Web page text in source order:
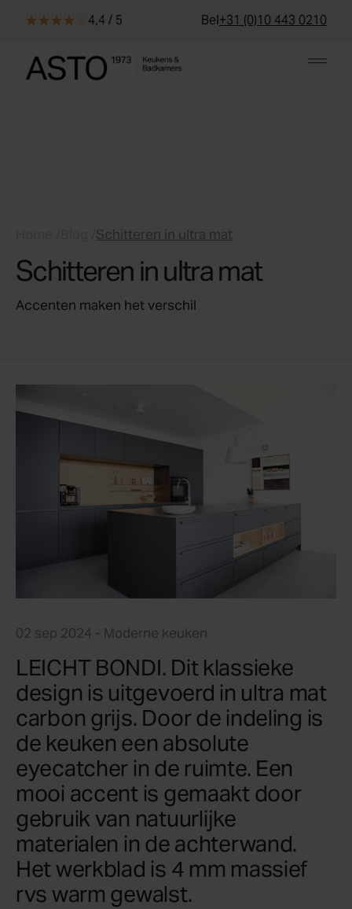
4,4 / 5 Bel+31 (0)10 443 0210
Schitteren in ultra mat
Schitteren in ultra mat
Accenten maken het verschil
02 sep 2024 - Moderne keuken
LEICHT BONDI. Dit klassieke
design is uitgevoerd in ultra mat
carbon grijs. Door de indeling is
de keuken een absolute
eyecatcher in de ruimte. Een
mooi accent is gemaakt door
gebruik van natuurlijke
materialen in de achterwand.
Het werkblad is 4 mm massief
rvs warm gewalst.